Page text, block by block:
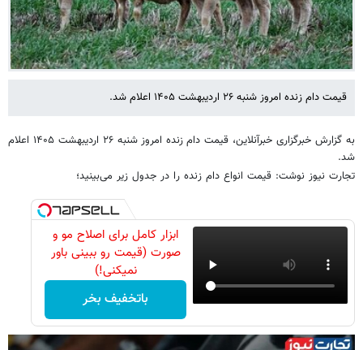
قیمت دام زنده امروز شنبه ۲۶ اردیبهشت ۱۴۰۵ اعلام شد.
به گزارش خبرگزاری خبرآنلاین، قیمت دام زنده امروز شنبه ۲۶ اردیبهشت ۱۴۰۵ اعلام
شد.
تجارت نیوز نوشت: قیمت انواع دام زنده را در جدول زیر می‌بینید؛
ابزار کامل برای اصلاح مو و
صورت (قیمت رو ببینی باور
نمیکنی!)
باتخفیف بخر